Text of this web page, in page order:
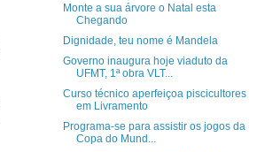
Monte a sua árvore o Natal esta
Chegando
Dignidade, teu nome é Mandela
Governo inaugura hoje viaduto da
UFMT, 1ª obra VLT...
Curso técnico aperfeiçoa piscicultores
em Livramento
Programa-se para assistir os jogos da
Copa do Mund...